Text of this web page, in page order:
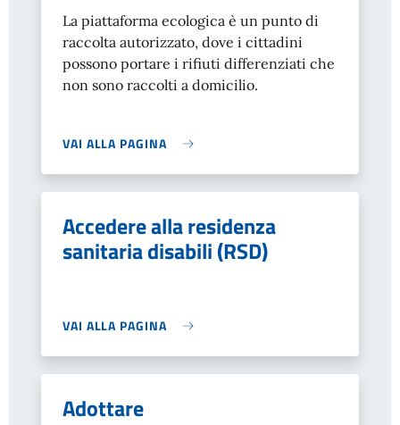
La piattaforma ecologica è un punto di
raccolta autorizzato, dove i cittadini
possono portare i rifiuti differenziati che
non sono raccolti a domicilio.
VAI ALLA PAGINA
Accedere alla residenza
sanitaria disabili (RSD)
VAI ALLA PAGINA
Adottare